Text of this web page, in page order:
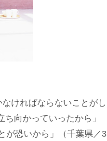
ければならないことがし
向かっていったから」
が恐いから」（千葉県／3